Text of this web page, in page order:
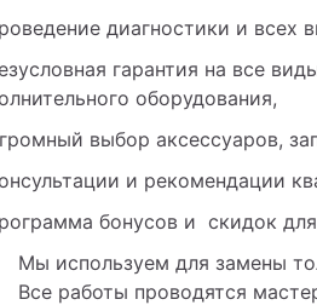
диагностики и всех
гарантия на все
оборудования,
выбор аксессуаров,
и рекомендации
бонусов и  скидок
Мы используем для замены
Все работы проводятся